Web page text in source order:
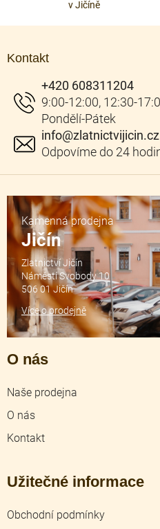
v Jičíně
Kontakt
info@zlatnictvijicin.cz
+420 608311204
O nás
Naše prodejna
O nás
Kontakt
Užitečné informace
Obchodní podmínky
Kamenná prodejna
Jičín
Zlatnictví Jičín
Náměstí Svobody 10
506 01 Jičín
Více o prodejně